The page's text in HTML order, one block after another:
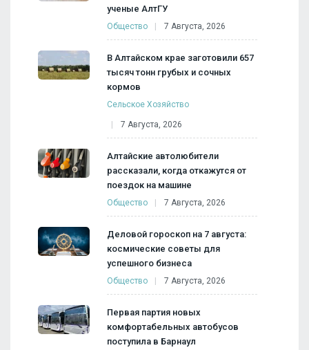
ученые АлтГУ
Общество 7 Августа, 2026
В Алтайском крае заготовили 657
тысяч тонн грубых и сочных
кормов
Сельское Хозяйство
7 Августа, 2026
Алтайские автолюбители
рассказали, когда откажутся от
поездок на машине
Общество 7 Августа, 2026
Деловой гороскоп на 7 августа:
космические советы для
успешного бизнеса
Общество 7 Августа, 2026
Первая партия новых
комфортабельных автобусов
поступила в Барнаул